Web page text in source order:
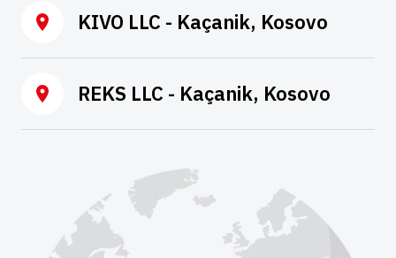
KIVO LLC - Kaçanik, Kosovo
REKS LLC - Kaçanik, Kosovo